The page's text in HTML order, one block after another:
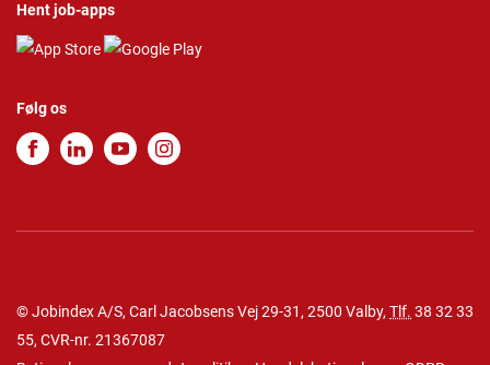
Hent job-apps
Følg os
© Jobindex A/S, Carl Jacobsens Vej 29-31, 2500 Valby, Tlf. 38 32 33
55, CVR-nr. 21367087